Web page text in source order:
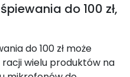
do 100 zł,
do 100 zł może
wielu produktów na